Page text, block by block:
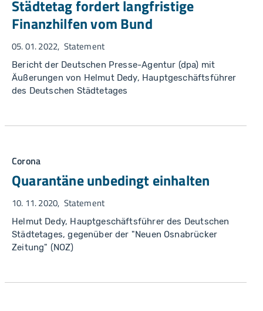
Städtetag fordert langfristige
Finanzhilfen vom Bund
05. 01. 2022 Statement
Bericht der Deutschen Presse-Agentur (dpa) mit
Äußerungen von Helmut Dedy, Hauptgeschäftsführer
des Deutschen Städtetages
Corona
Quarantäne unbedingt einhalten
10. 11. 2020 Statement
Helmut Dedy, Hauptgeschäftsführer des Deutschen
Städtetages, gegenüber der "Neuen Osnabrücker
Zeitung" (NOZ)